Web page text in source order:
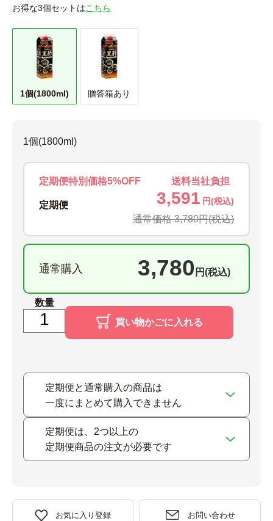
お得な3個セットはこちら
1個(1800ml) 贈答箱あり
1個(1800ml)
定期便特別価格5%OFF 送料当社負担
定期便 3,591 円(税込)
通常価格 3,780円(税込)
通常購入 3,780 円(税込)
数量
買い物かごに入れる
定期便と通常購入の商品は
一度にまとめて購入できません
定期便は、2つ以上の
定期便商品の注文が必要です
お気に入り登録 お問い合わせ